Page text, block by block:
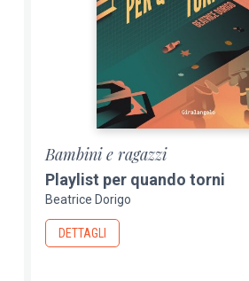
Bambini e ragazzi
Playlist per quando torni
Beatrice Dorigo
DETTAGLI